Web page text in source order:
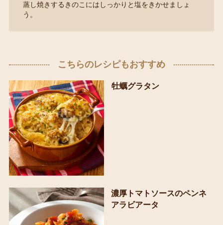
蒸し焼きするきのこにはしっかりと塩をきかせましょ
う。
こちらのレシピもおすすめ
牡蠣グラタン
濃厚トマトソースのペンネ
アラビアータ